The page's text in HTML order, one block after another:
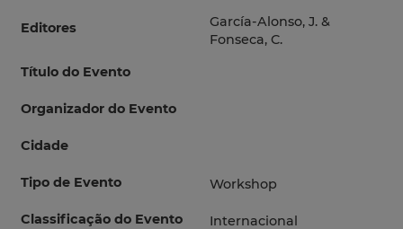
Editores
García-Alonso, J. &
Fonseca, C.
Título do Evento
Organizador do Evento
Cidade
Tipo de Evento Workshop
Classificação do Evento Internacional